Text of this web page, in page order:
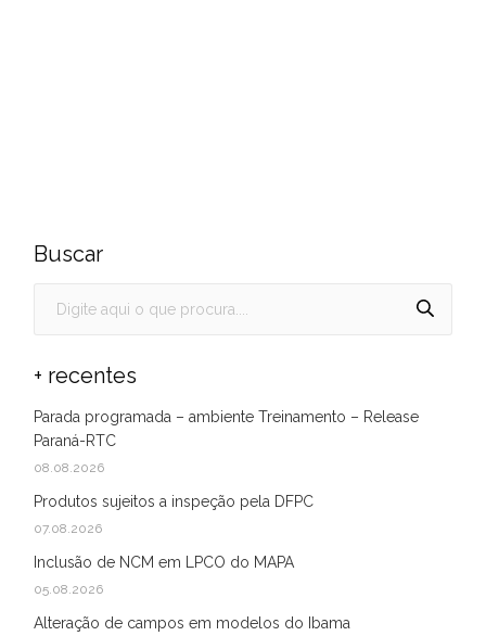
Buscar
+ recentes
Parada programada – ambiente Treinamento – Release
Paraná-RTC
08.08.2026
Produtos sujeitos a inspeção pela DFPC
07.08.2026
Inclusão de NCM em LPCO do MAPA
05.08.2026
Alteração de campos em modelos do Ibama